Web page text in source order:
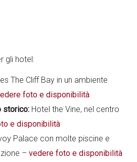
gli hotel:
The Cliff Bay in un ambiente
foto e disponibilità
storico: Hotel the Vine, nel centro
e disponibilità
Palace con molte piscine e
–vedere foto e disponibilità